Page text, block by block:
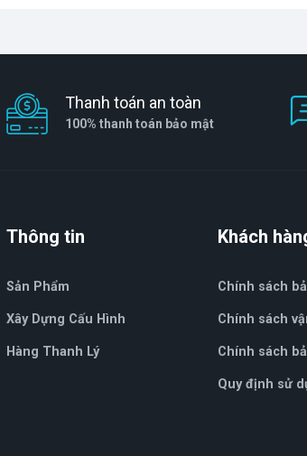
Thanh toán an toàn
100% thanh toán bảo mật
Thông tin
Sản Phẩm
Xây Dựng Cấu Hình
Hàng Thanh Lý
Khách
Chính sách
Chính sách
Chính sách
Quy định sử